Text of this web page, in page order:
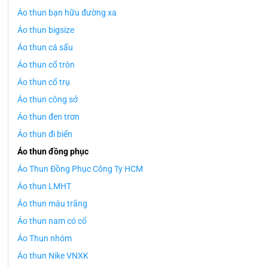
Áo thun bạn hữu đường xa
Áo thun bigsize
Áo thun cá sấu
Áo thun cổ tròn
Áo thun cổ trụ
Áo thun công sở
Áo thun đen trơn
Áo thun đi biển
Áo thun đồng phục
Áo Thun Đồng Phục Công Ty HCM
Áo thun LMHT
Áo thun màu trắng
Áo thun nam có cổ
Áo Thun nhóm
Áo thun Nike VNXK